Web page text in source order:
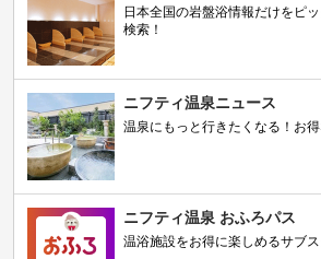
日本全国の岩盤浴情報だけをピ
検索！
ニフティ温泉ニュース
温泉にもっと行きたくなる！お
ニフティ温泉 おふろパス
温浴施設をお得に楽しめるサブ